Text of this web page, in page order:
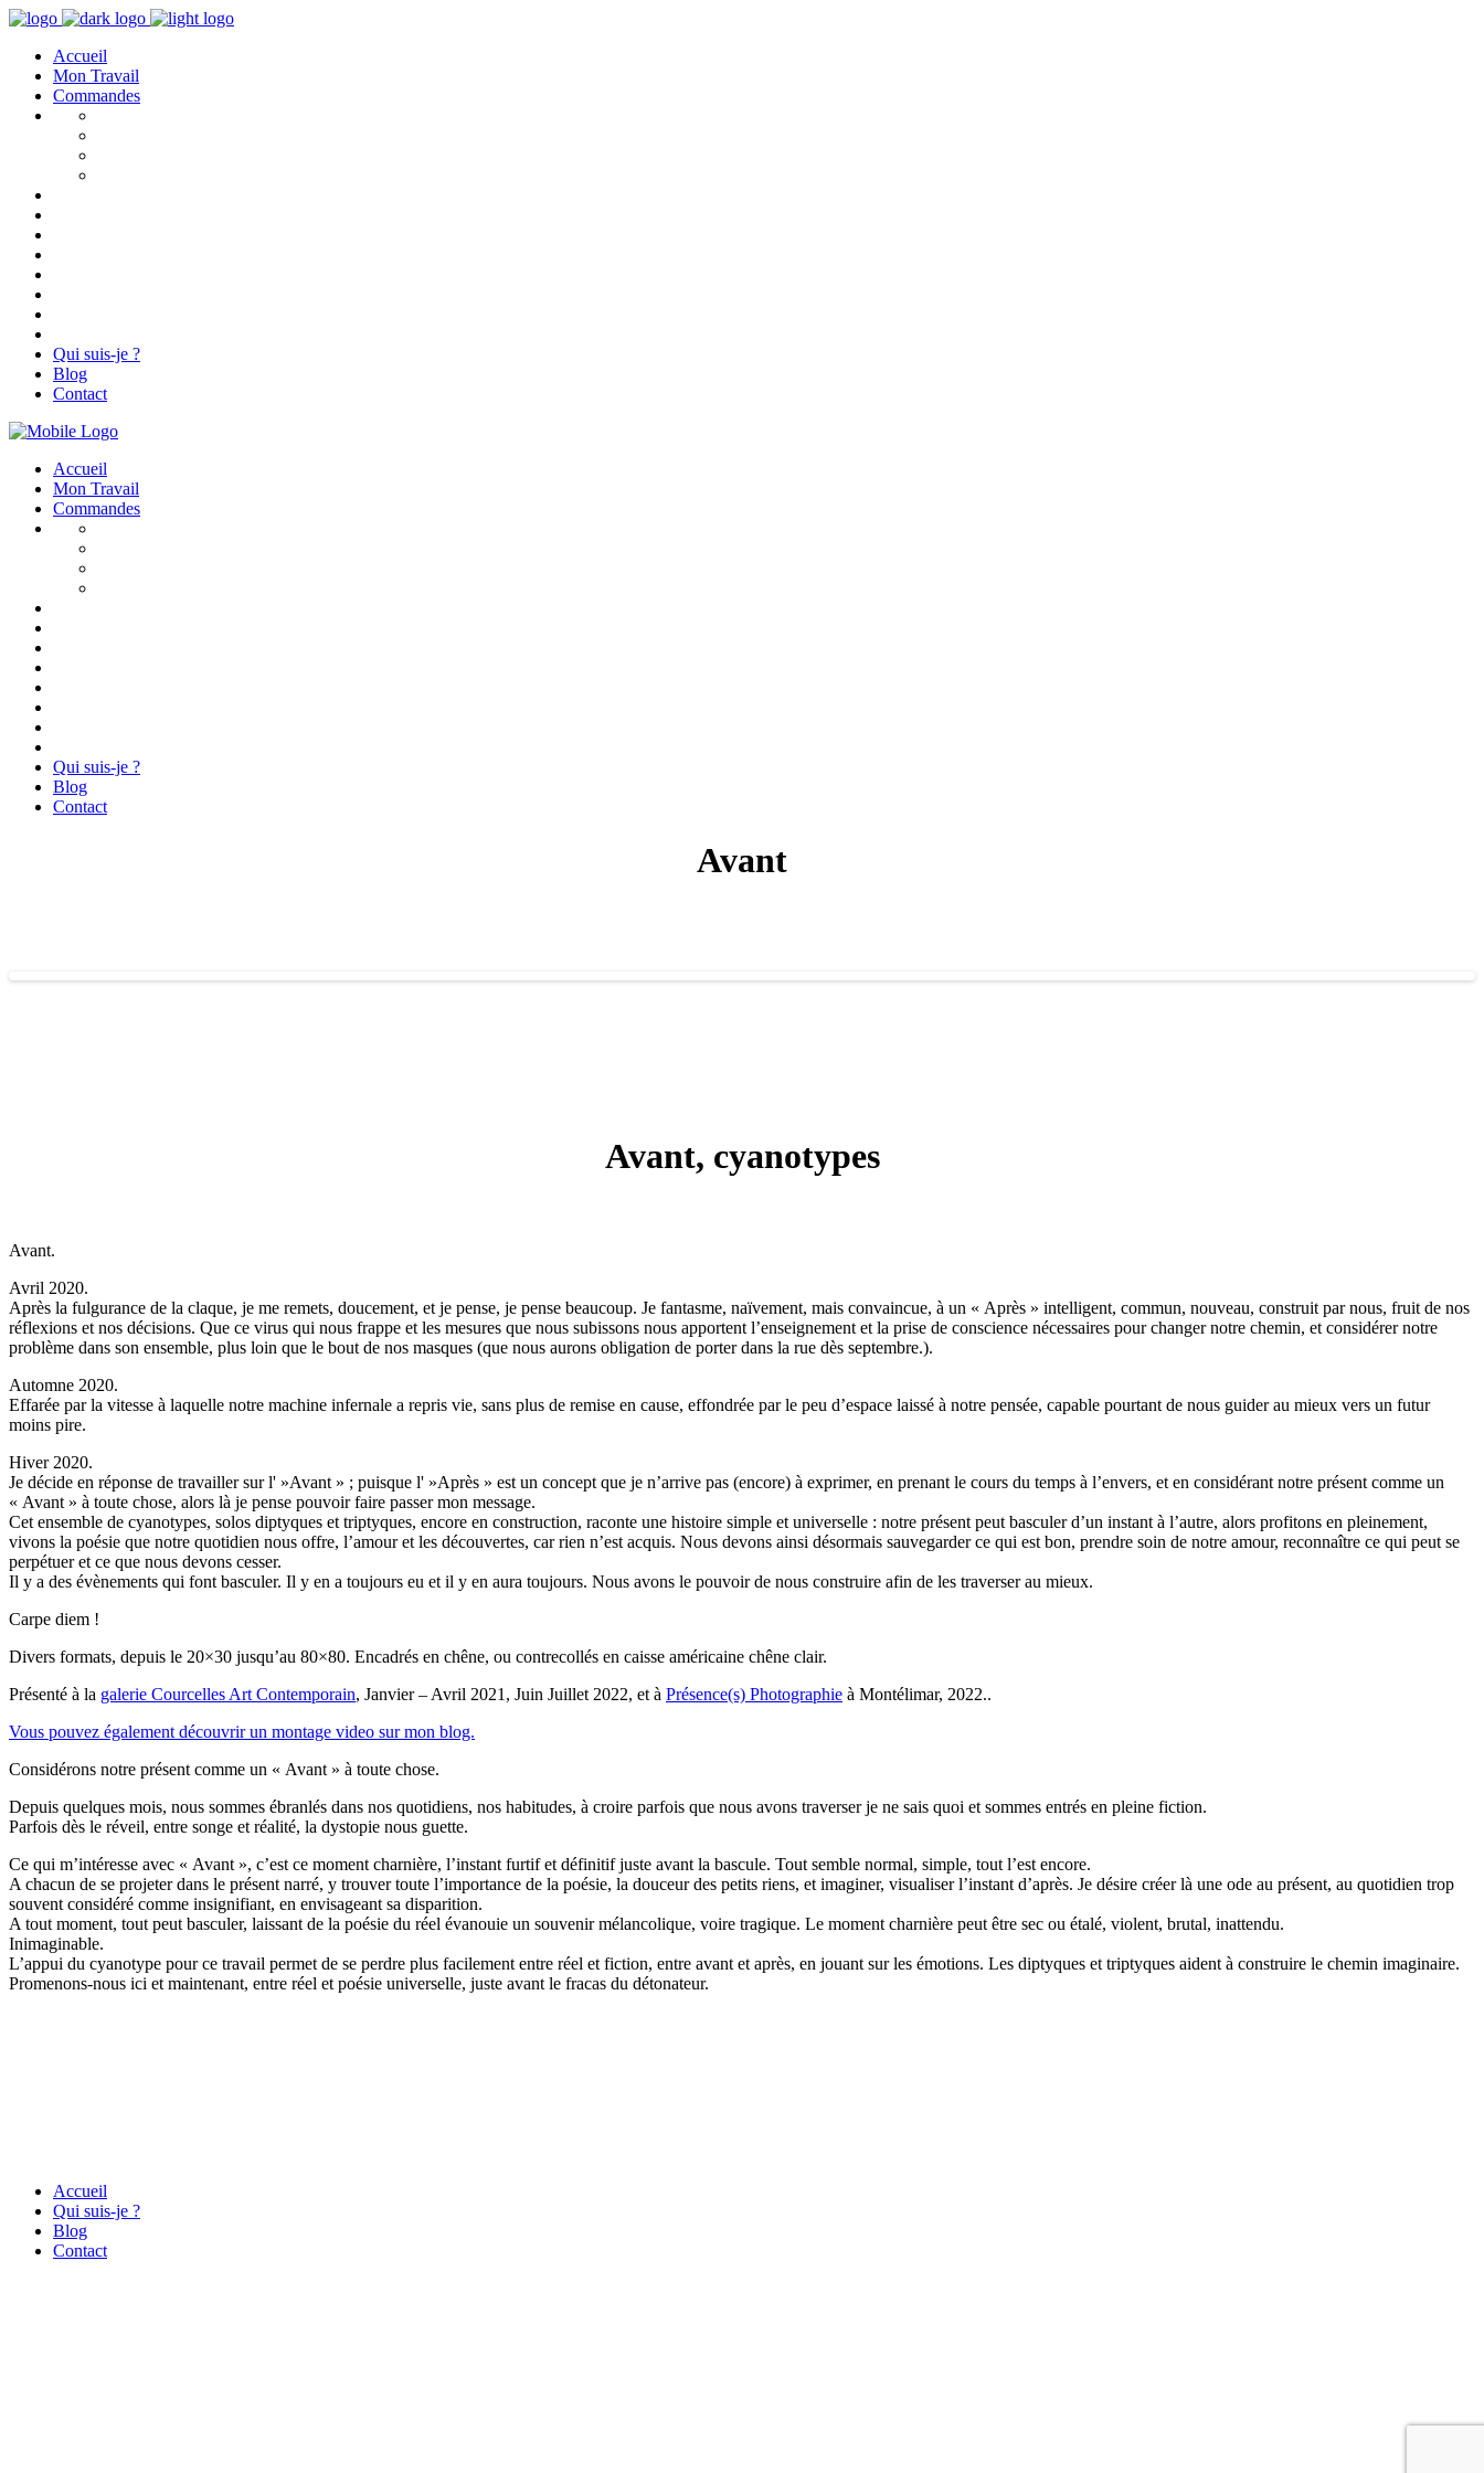
Accueil
Mon Travail
Commandes
Qui suis-je ?
Blog
Contact
Accueil
Mon Travail
Commandes
Qui suis-je ?
Blog
Contact
Avant
Avant, cyanotypes
Avant.
Avril 2020.
Après la fulgurance de la claque, je me remets, doucement, et je pense, je pense beaucoup. Je fantasme, naïvement, mais convaincue, à un « Après » intelligent, commun, nouveau, construit par nous, fruit de nos
réflexions et nos décisions. Que ce virus qui nous frappe et les mesures que nous subissons nous apportent l’enseignement et la prise de conscience nécessaires pour changer notre chemin, et considérer notre
problème dans son ensemble, plus loin que le bout de nos masques (que nous aurons obligation de porter dans la rue dès septembre.).
Automne 2020.
Effarée par la vitesse à laquelle notre machine infernale a repris vie, sans plus de remise en cause, effondrée par le peu d’espace laissé à notre pensée, capable pourtant de nous guider au mieux vers un futur
moins pire.
Hiver 2020.
Je décide en réponse de travailler sur l' »Avant » ; puisque l' »Après » est un concept que je n’arrive pas (encore) à exprimer, en prenant le cours du temps à l’envers, et en considérant notre présent comme un
« Avant » à toute chose, alors là je pense pouvoir faire passer mon message.
Cet ensemble de cyanotypes, solos diptyques et triptyques, encore en construction, raconte une histoire simple et universelle : notre présent peut basculer d’un instant à l’autre, alors profitons en pleinement,
vivons la poésie que notre quotidien nous offre, l’amour et les découvertes, car rien n’est acquis. Nous devons ainsi désormais sauvegarder ce qui est bon, prendre soin de notre amour, reconnaître ce qui peut se
perpétuer et ce que nous devons cesser.
Il y a des évènements qui font basculer. Il y en a toujours eu et il y en aura toujours. Nous avons le pouvoir de nous construire afin de les traverser au mieux.
Carpe diem !
Divers formats, depuis le 20×30 jusqu’au 80×80. Encadrés en chêne, ou contrecollés en caisse américaine chêne clair.
Présenté à la galerie Courcelles Art Contemporain, Janvier – Avril 2021, Juin Juillet 2022, et à Présence(s) Photographie à Montélimar, 2022..
Vous pouvez également découvrir un montage video sur mon blog.
Considérons notre présent comme un « Avant » à toute chose.
Depuis quelques mois, nous sommes ébranlés dans nos quotidiens, nos habitudes, à croire parfois que nous avons traverser je ne sais quoi et sommes entrés en pleine fiction.
Parfois dès le réveil, entre songe et réalité, la dystopie nous guette.
Ce qui m’intéresse avec « Avant », c’est ce moment charnière, l’instant furtif et définitif juste avant la bascule. Tout semble normal, simple, tout l’est encore.
A chacun de se projeter dans le présent narré, y trouver toute l’importance de la poésie, la douceur des petits riens, et imaginer, visualiser l’instant d’après. Je désire créer là une ode au présent, au quotidien trop
souvent considéré comme insignifiant, en envisageant sa disparition.
A tout moment, tout peut basculer, laissant de la poésie du réel évanouie un souvenir mélancolique, voire tragique. Le moment charnière peut être sec ou étalé, violent, brutal, inattendu.
Inimaginable.
L’appui du cyanotype pour ce travail permet de se perdre plus facilement entre réel et fiction, entre avant et après, en jouant sur les émotions. Les diptyques et triptyques aident à construire le chemin imaginaire.
Promenons-nous ici et maintenant, entre réel et poésie universelle, juste avant le fracas du détonateur.
Accueil
Qui suis-je ?
Blog
Contact